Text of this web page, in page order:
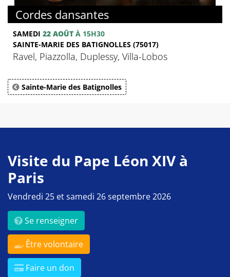
Cordes dansantes
SAMEDI 22 AOÛT À 15H30
SAINTE-MARIE DES BATIGNOLLES (75017)
Ravel, Piazzolla, Duplessy, Villa-Lobos
Sainte-Marie des Batignolles
Visite du Pape Léon XIV à
Paris
Vendredi 25 et samedi 26 septembre 2026
Se renseigner
Être volontaire
Faire un don